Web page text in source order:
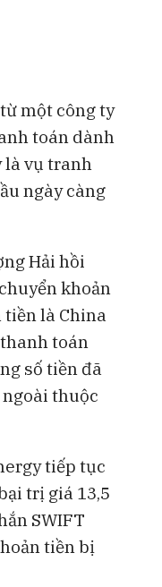
một công ty
toán dành
là vụ tranh
ngày càng
Hải hồi
khoản
tiền là China
toán
số tiền đã
ngoài thuộc
tiếp tục
trị giá 13,5
SWIFT
tiền bị
AI có thể kéo vốn
Việt Nam